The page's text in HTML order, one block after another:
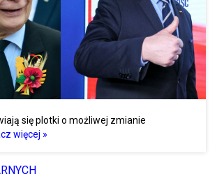
się plotki o możliwej zmianie
więcej »